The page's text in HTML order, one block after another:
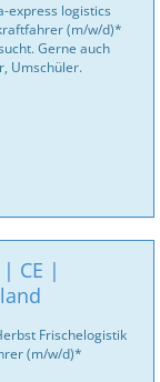
express logistics
(m/w/d)*
Gerne auch
Umschüler.
CE |
Frischelogistik
(m/w/d)*